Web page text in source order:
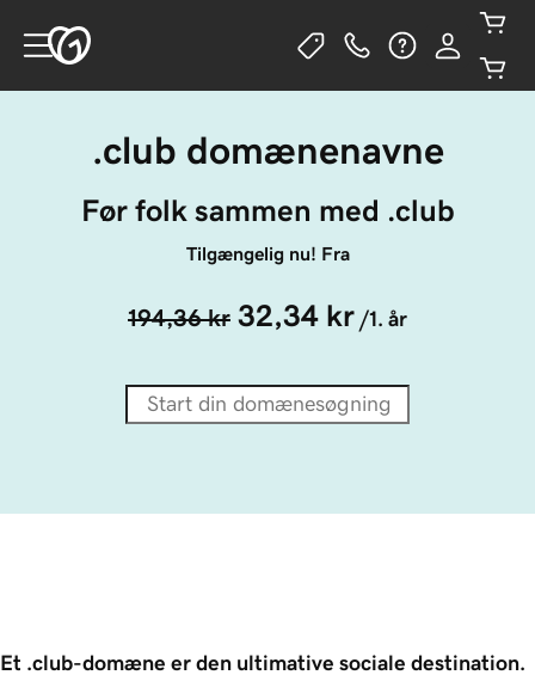
.club domænenavne
Før folk sammen med .club
Tilgængelig nu! Fra
194,36 kr 32,34 kr /1. år
Et .club-domæne er den ultimative sociale destination.